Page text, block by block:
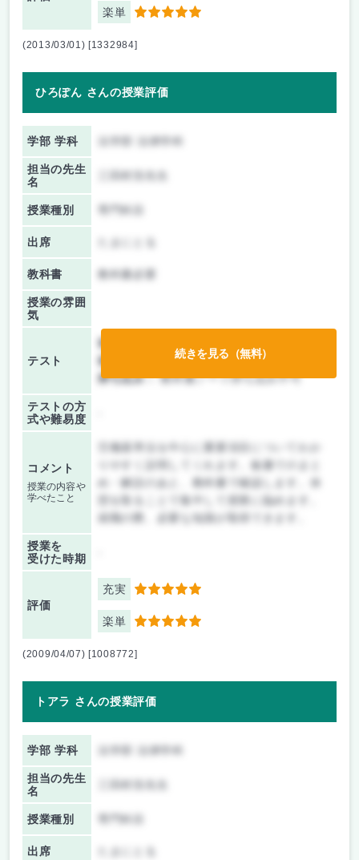
楽単 5
(2013/03/01) [1332984]
ひろぽん さんの授業評価
学部 学科
担当の先生
名
授業種別
出席
教科書 教科書必要
授業の雰囲
気
テスト
前期/中間：
後期/期末：
テストのみ
持ち込み：教科書ノート持ち込み不可
テストの方
式や難易度
コメント
授業の内容や
学べたこと
労働基準法を中心に重要項目についてわか
りやすく説明してくれます。板書でのまと
め・解説のあと、教科書で確認します。休
憩を取ることで集中して授業に臨めます。
就職の際、必要な知識が取得できます。
授業を
受けた時期
評価
充実 5
楽単 5
続きを見る（無料）
(2009/04/07) [1008772]
トアラ さんの授業評価
学部 学科
担当の先生
名
授業種別
出席